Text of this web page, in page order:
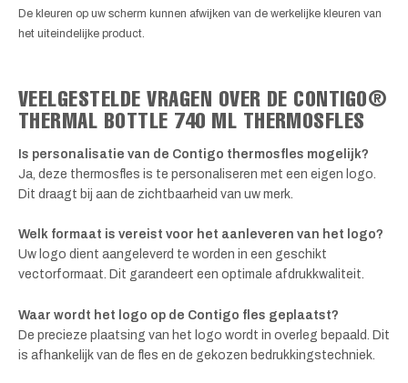
De kleuren op uw scherm kunnen afwijken van de werkelijke kleuren van
het uiteindelijke product.
VEELGESTELDE VRAGEN OVER DE CONTIGO®
THERMAL BOTTLE 740 ML THERMOSFLES
Is personalisatie van de Contigo thermosfles mogelijk?
Ja, deze thermosfles is te personaliseren met een eigen logo.
Dit draagt bij aan de zichtbaarheid van uw merk.
Welk formaat is vereist voor het aanleveren van het logo?
Uw logo dient aangeleverd te worden in een geschikt
vectorformaat. Dit garandeert een optimale afdrukkwaliteit.
Waar wordt het logo op de Contigo fles geplaatst?
De precieze plaatsing van het logo wordt in overleg bepaald. Dit
is afhankelijk van de fles en de gekozen bedrukkingstechniek.